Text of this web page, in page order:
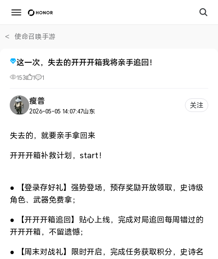
< 使命召唤手游
这一次，失去的开开开箱我将亲手追回！
153 1 1
瘦普
2026-05-05 14:07:47山东
关注
失去的，就要亲手拿回来
开开开箱补救计划，start！
● 【登录存好礼】强势登场，预存奖励开放领取，史诗级
角色、武器免费拿；
● 【开开开箱追回】贴心上线，完成对局追回每周错过的
开开开箱，不留遗憾；
● 【周末对战礼】限时开启，完成任务获取积分，史诗名